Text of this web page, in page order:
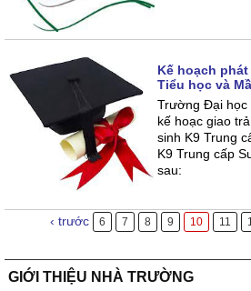
Kế hoạch
Tiểu học và
Trường Đại học
kế hoạc giao
sinh K9 Trung
K9 Trung cấp
sau:
‹ trước 6 7 8 9 10 11
GIỚI THIỆU NHÀ TRƯỜNG